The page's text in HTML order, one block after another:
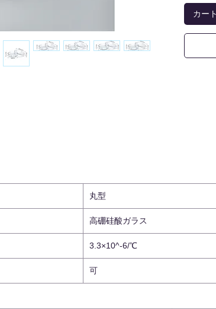
カー
丸型
高硼硅酸ガラス
3.3×10^-6/℃
可